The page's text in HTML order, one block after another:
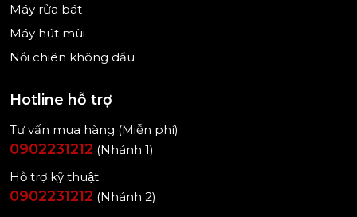
Máy rửa bát
Máy hút mùi
Nồi chiên không dầu
Hotline hỗ trợ
Tư vấn mua hàng (Miễn phí)
0902231212 (Nhánh 1)
Hỗ trợ kỹ thuật
0902231212 (Nhánh 2)